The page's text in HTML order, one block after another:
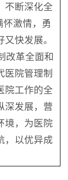
不断深化全
怀激情，勇
快发展。
改革全面和
医院管理制
院工作的全
深发展，营
境，为医院
，以优异成